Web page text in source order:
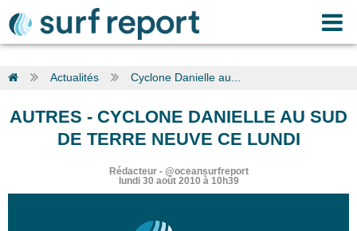
Actualités Cyclone Danielle au...
AUTRES - CYCLONE DANIELLE AU SUD
DE TERRE NEUVE CE LUNDI
Rédacteur- @oceansurfreport
lundi 30 août 2010 à 10h39